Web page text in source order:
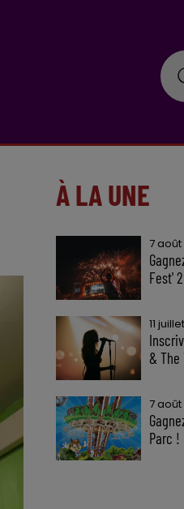
À LA UNE
7
Fest'
11
& The
7
Parc !